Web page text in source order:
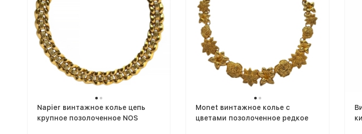
Napier винтажное колье цепь
крупное позолоченное NOS
Monet винтажное колье с
цветами позолоченное редкое